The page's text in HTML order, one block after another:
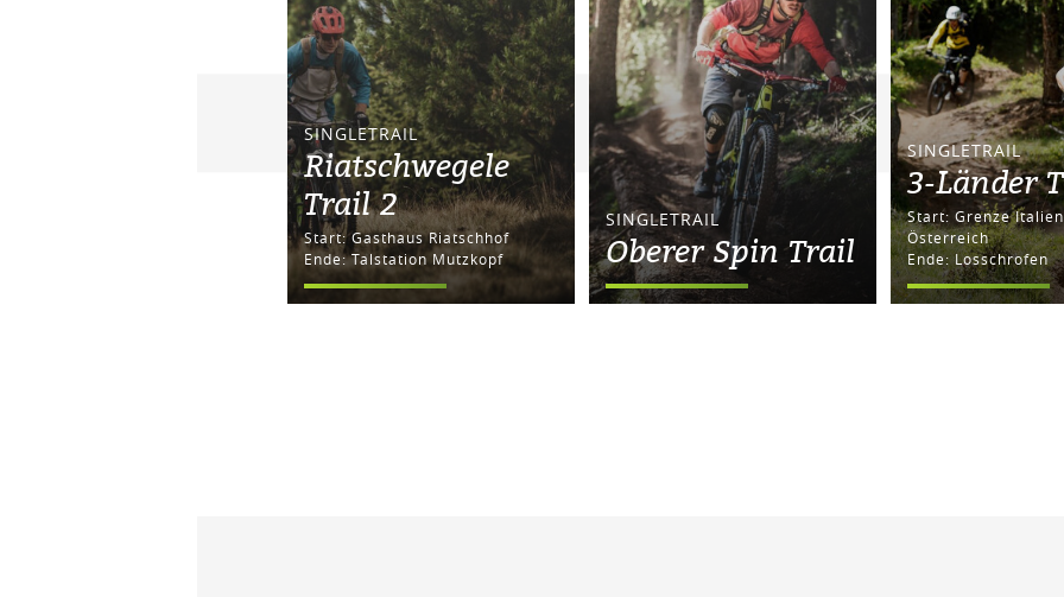
SINGLETRAIL
Riatschwegele
Trail 2
Start: Gasthaus Riatschhof
Ende: Talstation Mutzkopf
SINGLETRAIL
Oberer Spin Trail
SINGLETRAIL
3-Länder
Start: Grenze Italien-
Österreich
Ende: Losschrofen